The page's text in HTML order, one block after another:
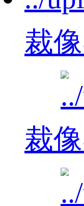
裁
裁